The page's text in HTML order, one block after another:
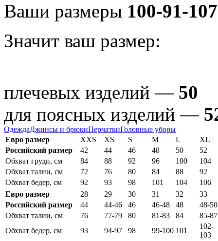
Ваши размеры 100-91-107
Значит ваш размер:
плечевых изделий — 50
для поясных изделий —
ОдеждаДжинсы и брюкиПерчаткиГоловные уборы
Евро размер
XXS XS S M L
XL
Российский размер
42 44 46 48 50
52
Обхват груди, см
84 88 92 96 100
104
Обхват талии, см
72 76 80 84 88
92
Обхват бедер, см
92 93 98 101 104
106
Евро размер
28 29 30 31 32
33
Российский размер
44 44-46 46 46-48 48
48-50
Обхват талии, см
76 77-79 80 81-83 84
85-87
Обхват бедер, см
93 94-97 98 99-100 101
102-
103